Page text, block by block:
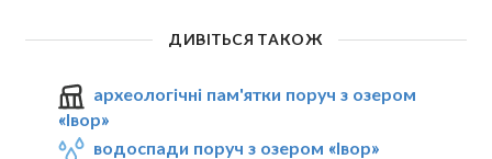
ДИВІТЬСЯ ТАКОЖ
археологічні пам'ятки поруч з озером
«Івор»
водоспади поруч з озером «Івор»